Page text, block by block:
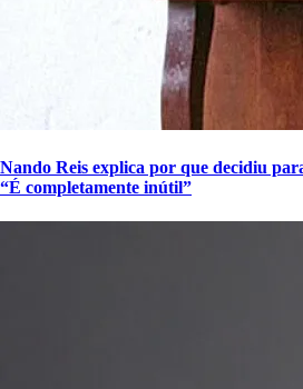
Nando Reis explica por que decidiu
“É completamente inútil”